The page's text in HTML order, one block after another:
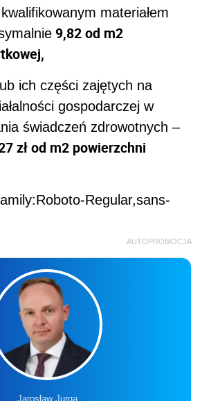
materiałem
9,82 od m2
ich części zajętych na
gospodarczej w
świadczeń zdrowotnych –
zł od m2 powierzchni
Regular,sans-
AUTOPROMOCJA
Jarosław Jurga